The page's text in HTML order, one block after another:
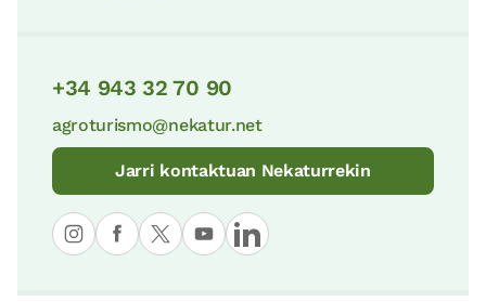
+34 943 32 70 90
agroturismo@nekatur.net
Jarri kontaktuan Nekaturrekin